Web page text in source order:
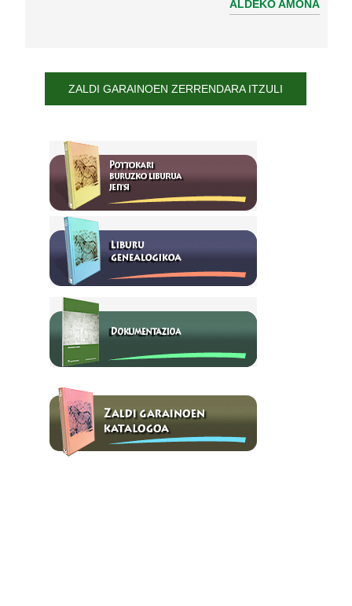
ALDEKO AMONA
ZALDI GARAINOEN ZERRENDARA ITZULI